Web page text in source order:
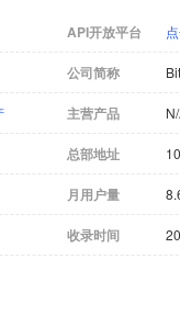
API开放平台
公司简称
主营产品
总部地址
月用户量
收录时间